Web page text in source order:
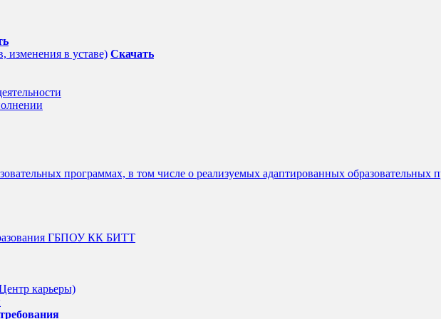
изменения в уставе) Скачать
программах, в том числе о реализуемых адаптированных образовательных
ГБПОУ КК БИТТ
карьеры)